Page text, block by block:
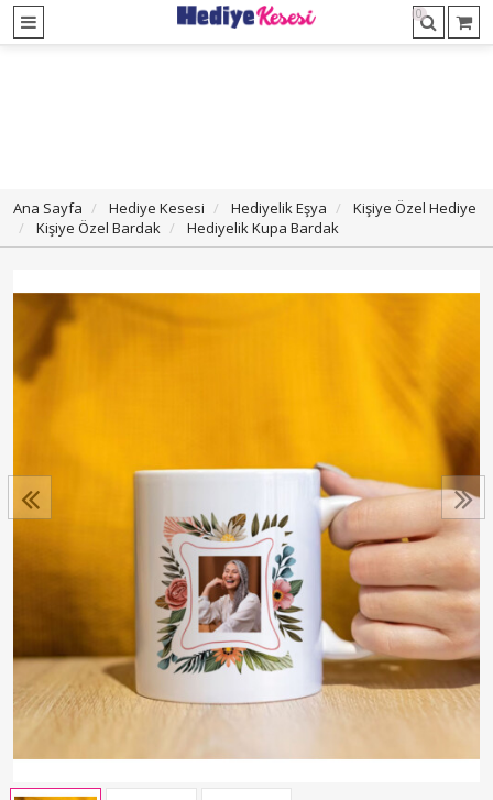
0
Ana Sayfa Hediye Kesesi Hediyelik Eşya
Kişiye Özel Hediye
Kişiye Özel Bardak
Hediyelik Kupa Bardak